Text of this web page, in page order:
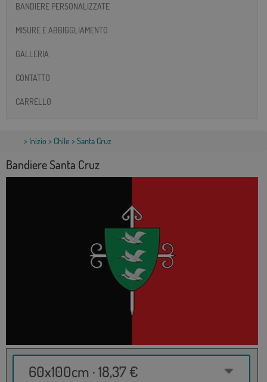
BANDIERE PERSONALIZZATE
MISURE E ABBIGGLIAMENTO
GALLERIA
CONTATTO
CARRELLO
> Inizio > Chile > Santa Cruz
Bandiere Santa Cruz
60x100cm · 18,37 €